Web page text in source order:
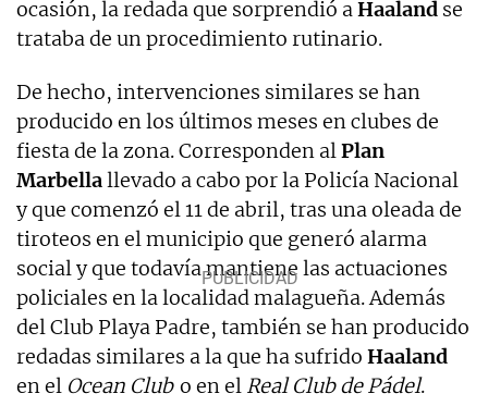
ocasión, la redada que sorprendió aHaaland se
trataba de un procedimiento rutinario.
De hecho, intervenciones similares se han
producido en los últimos meses en clubes de
fiesta de la zona. Corresponden alPlan
Marbellallevado a cabo por la Policía Nacional
y que comenzó el 11 de abril, tras una oleada de
tiroteos en el municipio que generó alarma
social y que todavía mantiene las actuaciones
policiales en la localidad malagueña. Además
del Club Playa Padre, también se han producido
redadas similares a la que ha sufrido Haaland
en el Ocean Club o en el Real Club de Pádel.